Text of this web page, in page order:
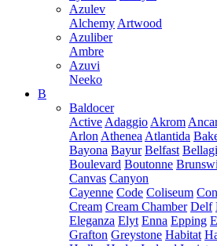
Azulev
Alchemy Artwood
Azuliber
Ambre
Azuvi
Neeko
B
Baldocer
Active Adaggio Akrom
Arlon Athenea Atlantida
Bayona Bayur Belfast
Boulevard Boutonne
Canvas Canyon
Cayenne Code Coliseum
Cream Cream Chamber Delf
Eleganza Elyt Enna Epping
Grafton Greystone Habitat